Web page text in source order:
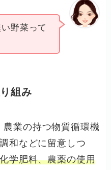
野菜って
組み
農業の持つ物質循環機
和などに留意しつ
化学肥料、農薬の使用